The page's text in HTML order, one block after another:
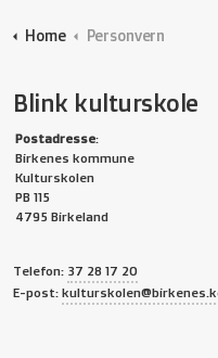
Home Personvern
Blink kulturskole
Postadresse:
Birkenes kommune
Kulturskolen
PB 115
4795 Birkeland
Telefon: 37 28 17 20
E-post: